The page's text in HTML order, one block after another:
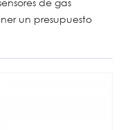
un presupuesto